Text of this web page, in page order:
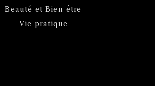
Beauté et Bien-être
Vie pratique